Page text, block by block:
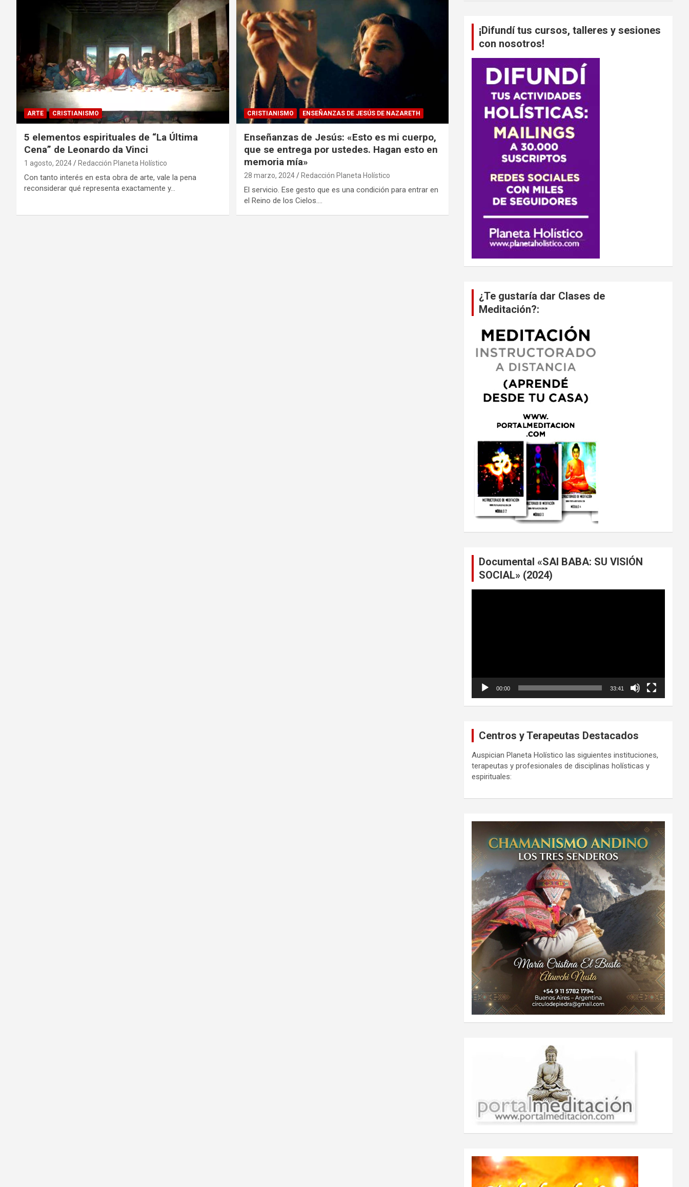
ARTE CRISTIANISMO
5 elementos espirituales de “La Última
Cena” de Leonardo da Vinci
1 agosto, 2024 Redacción Planeta Holístico
Con tanto interés en esta obra de arte, vale la pena
reconsiderar qué representa exactamente y…
CRISTIANISMO ENSEÑANZAS DE JESÚS DE NAZARETH
Enseñanzas de Jesús: «Esto es mi cuerpo,
que se entrega por ustedes. Hagan esto en
memoria mía»
28 marzo, 2024 Redacción Planeta Holístico
El servicio. Ese gesto que es una condición para entrar en
el Reino de los Cielos.…
¡Difundí tus cursos, talleres y sesiones
con nosotros!
¿Te gustaría dar Clases de
Meditación?:
Documental «SAI BABA: SU VISIÓN
SOCIAL» (2024)
00:00 33:41
Centros y Terapeutas Destacados
Auspician Planeta Holístico las siguientes instituciones,
terapeutas y profesionales de disciplinas holísticas y
espirituales: